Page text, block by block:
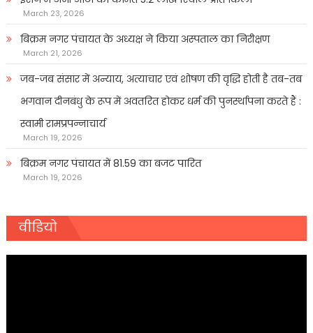
March 23, 2026
बिक्रम नगर पंचायत के अध्यक्ष ने किया अस्पताल का निरीक्षण
March 21, 2026
जब-जब संसार में अन्याय, अत्याचार एवं शोषण की वृद्धि होती है तब-तब
भगवान दीनबंधु के रूप में अवतरित होकर धर्म की पुनर्स्थापना करते हैं :
स्वामी रामप्रपन्नाचार्य
March 19, 2026
बिक्रम नगर पंचायत में 81.59 का बजट पारित
March 19, 2026
वीडियो